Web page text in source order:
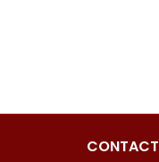
CONTACT